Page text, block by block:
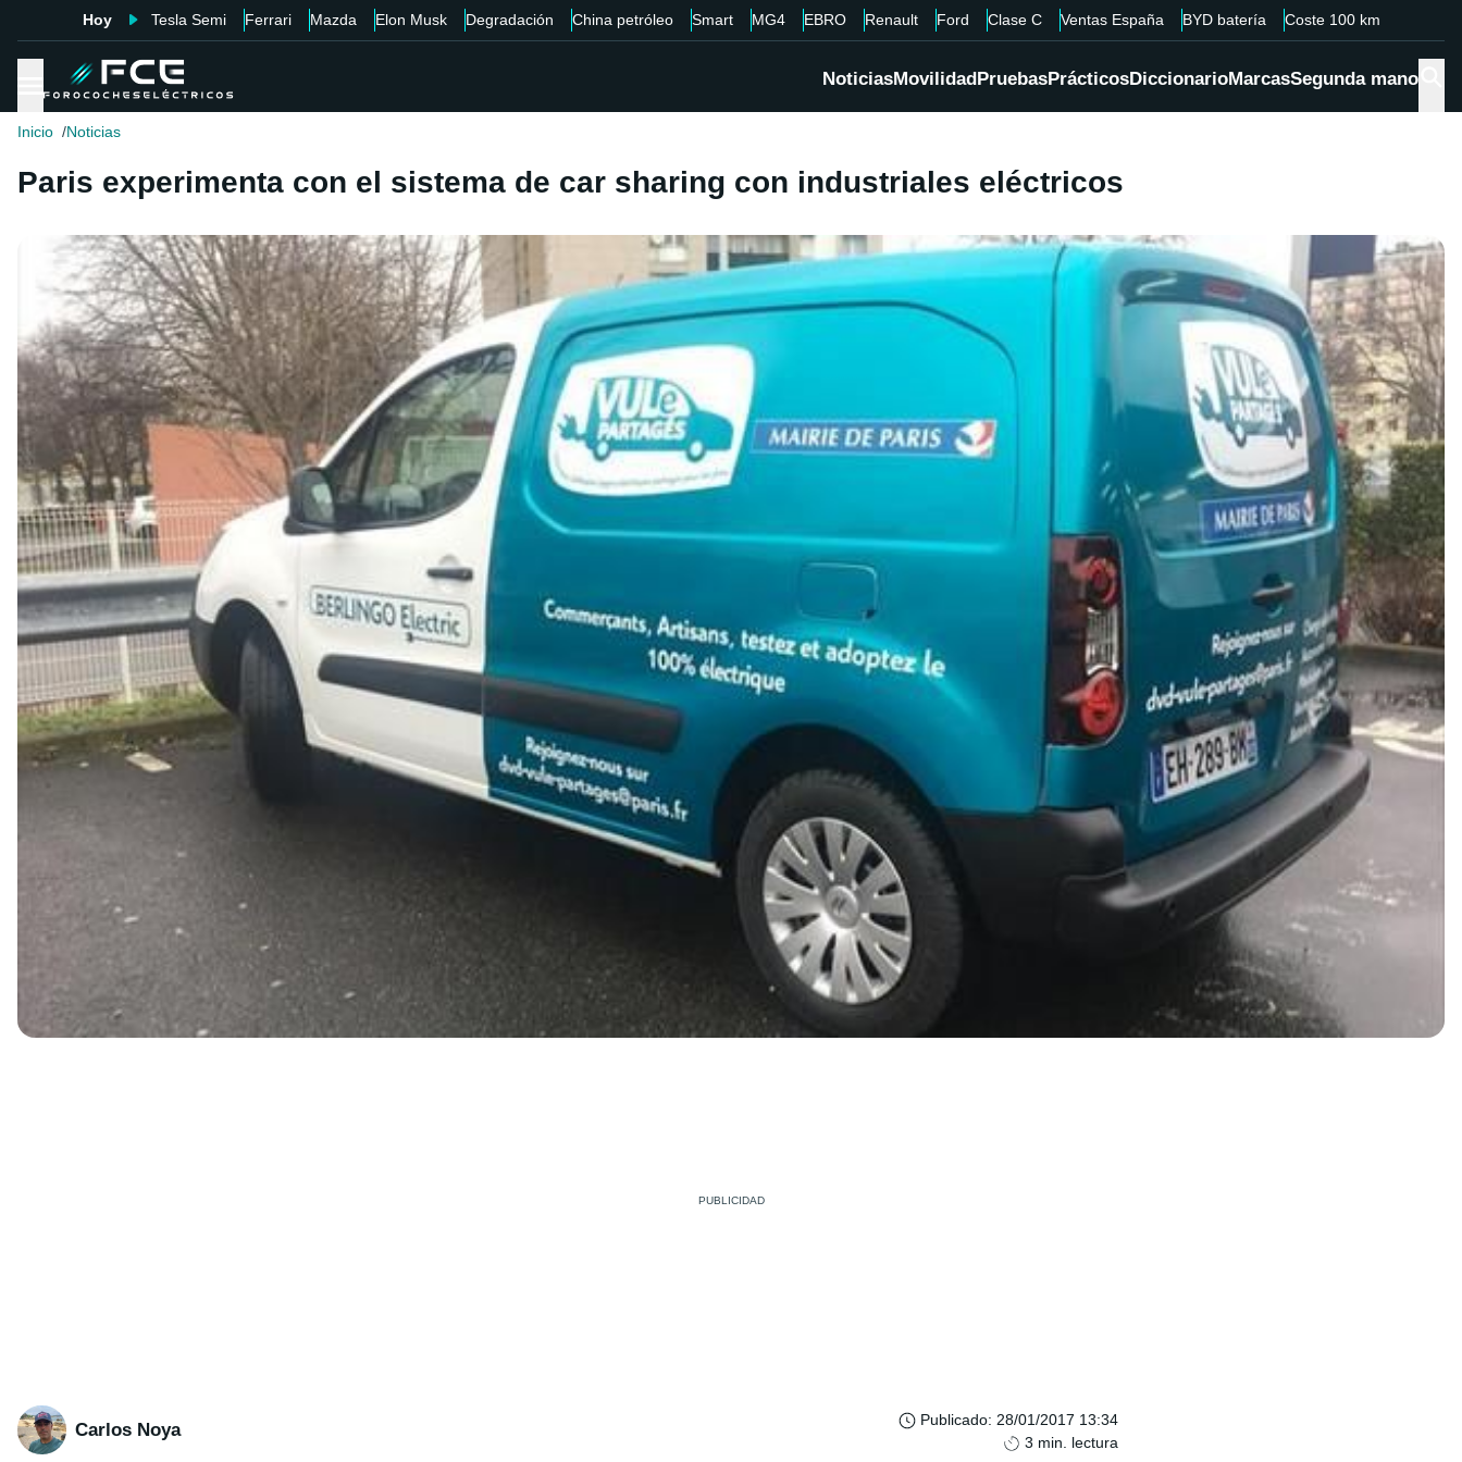
Hoy Tesla Semi Ferrari Mazda Elon Musk Degradación China petróleo Smart MG4 EBRO Renault Ford Clase C Ventas España BYD batería Coste 100 km
NoticiasMovilidadPruebasPrácticosDiccionarioMarcasSegunda mano
Inicio Noticias
Paris experimenta con el sistema de car sharing con industriales eléctricos
Carlos Noya Publicado: 28/01/2017 13:34
3 min. lectura